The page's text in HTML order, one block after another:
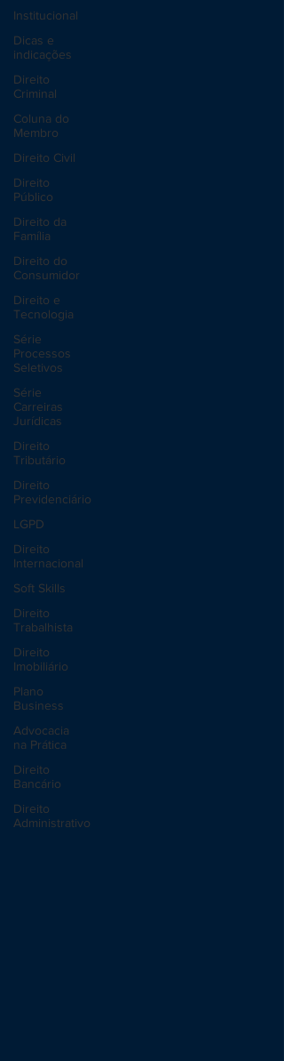
Institucional
Dicas e
indicações
Direito
Criminal
Coluna do
Membro
Direito Civil
Direito
Público
Direito da
Família
Direito do
Consumidor
Direito e
Tecnologia
Série
Processos
Seletivos
Série
Carreiras
Jurídicas
Direito
Tributário
Direito
Previdenciário
LGPD
Direito
Internacional
Soft Skills
Direito
Trabalhista
Direito
Imobiliário
Plano
Business
Advocacia
na Prática
Direito
Bancário
Direito
Administrativo